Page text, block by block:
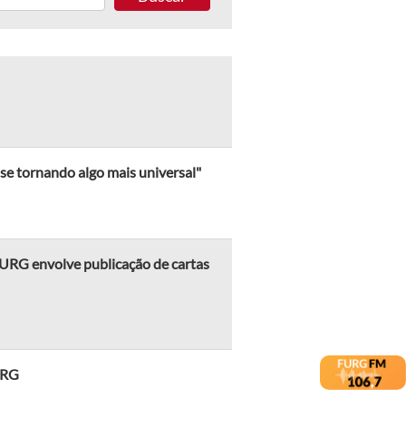
tornando algo mais universal"
envolve publicação de cartas